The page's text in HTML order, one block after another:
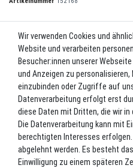
UVP 49,99 €
46,99 EUR*
Lieferzeit ca. 2-3 Werktage.
Wir verwenden Cookies und
Website und verarbeiten
Besucher:innen unserer
und Anzeigen zu
einzubinden oder Zugriffe auf
Datenverarbeitung erfolgt erst
diese Daten mit Dritten, die wir in
Die Datenverarbeitung kann mit
berechtigten Interesses
abgelehnt werden. Es besteht
Einwilligung zu einem späteren